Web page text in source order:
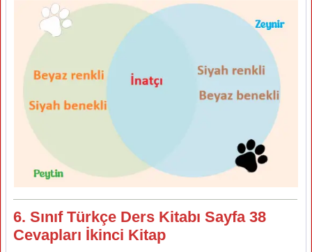
6. Sınıf Türkçe Ders Kitabı Sayfa 38
Cevapları İkinci Kitap